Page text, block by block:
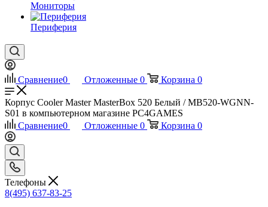
Мониторы
Периферия
Сравнение0 Отложенные 0 Корзина 0
Корпус Cooler Master MasterBox 520 Белый / MB520-WGNN-
S01 в компьютерном магазине PC4GAMES
Сравнение0 Отложенные 0 Корзина 0
Телефоны
8(495) 637-83-25